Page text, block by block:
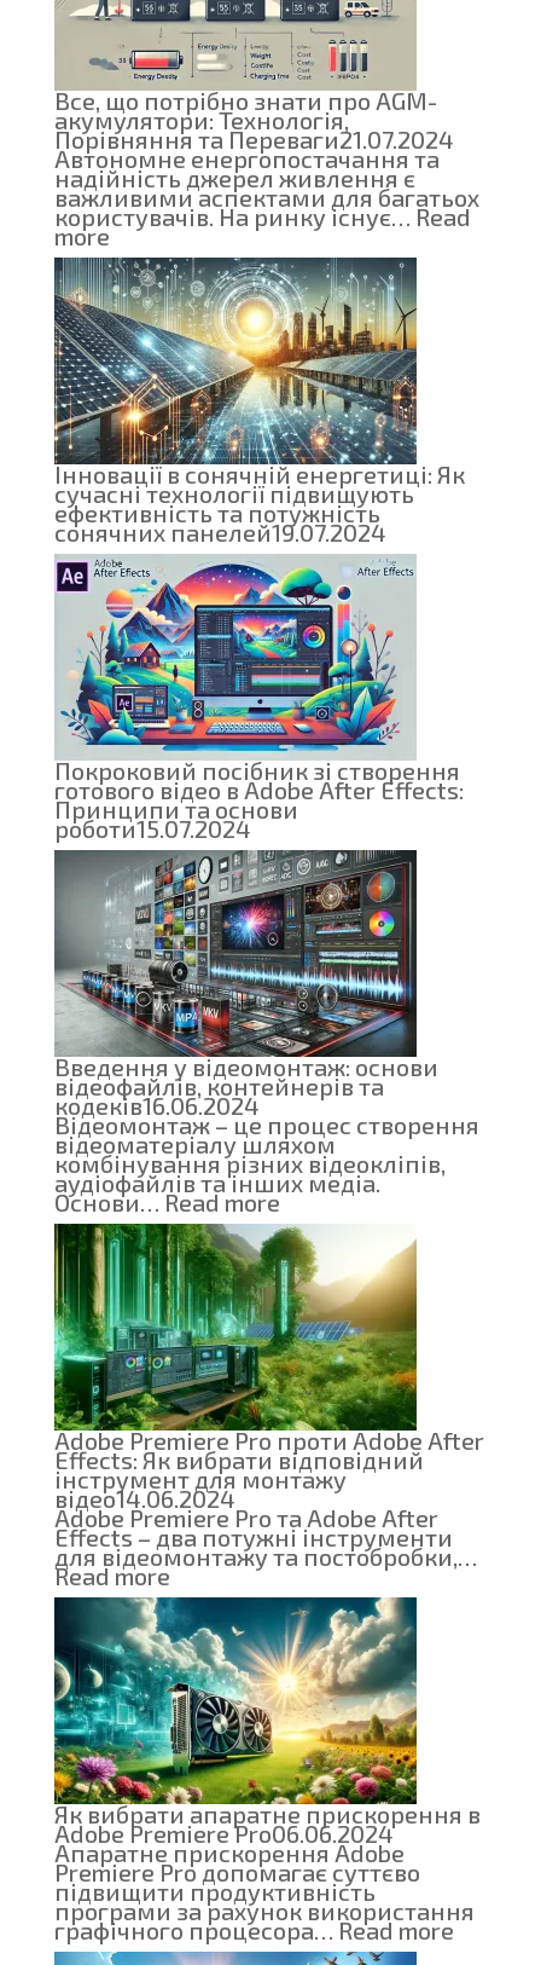
та
Рішення
для
Вашої
оселі
Все, що потрібно знати про AGM-
акумулятори: Технологія,
Порівняння та Переваги21.07.2024
Автономне енергопостачання та
надійність джерел живлення є
важливими аспектами для багатьох
користувачів. На ринку існує… Read
more:
Все,
що
потрібно
знати
про
AGM-
акумулятори:
Технологія,
Порівняння
та
Переваги
Інновації в сонячній енергетиці: Як
сучасні технології підвищують
ефективність та потужність
сонячних панелей19.07.2024
Покроковий посібник зі створення
готового відео в Adobe After Effects:
Принципи та основи
роботи15.07.2024
Введення у відеомонтаж: основи
відеофайлів, контейнерів та
кодеків16.06.2024
Відеомонтаж – це процес створення
відеоматеріалу шляхом
комбінування різних відеокліпів,
аудіофайлів та інших медіа.
Основи…Read more:
Введення
у
відеомонтаж:
основи
відеофайлів,
контейнерів
та
кодеків
Adobe Premiere Pro проти Adobe After
Effects: Як вибрати відповідний
інструмент для монтажу
відео14.06.2024
Adobe Premiere Pro та Adobe After
Effects – два потужні інструменти
для відеомонтажу та постобробки,…
Read more:
Adobe
Premiere
Pro
проти
Adobe
After
Effects:
Як
вибрати
відповідний
інструмент
для
монтажу
відео
Як вибрати апаратне прискорення в
Adobe Premiere Pro06.06.2024
Апаратне прискорення Adobe
Premiere Pro допомагає суттєво
підвищити продуктивність
програми за рахунок використання
графічного процесора…Read more:
Як